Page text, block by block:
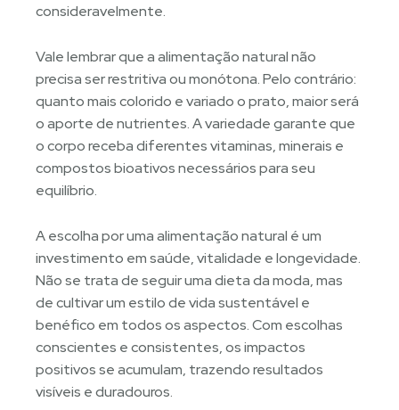
consideravelmente.
Vale lembrar que a alimentação natural não
precisa ser restritiva ou monótona. Pelo contrário:
quanto mais colorido e variado o prato, maior será
o aporte de nutrientes. A variedade garante que
o corpo receba diferentes vitaminas, minerais e
compostos bioativos necessários para seu
equilíbrio.
A escolha por uma alimentação natural é um
investimento em saúde, vitalidade e longevidade.
Não se trata de seguir uma dieta da moda, mas
de cultivar um estilo de vida sustentável e
benéfico em todos os aspectos. Com escolhas
conscientes e consistentes, os impactos
positivos se acumulam, trazendo resultados
visíveis e duradouros.